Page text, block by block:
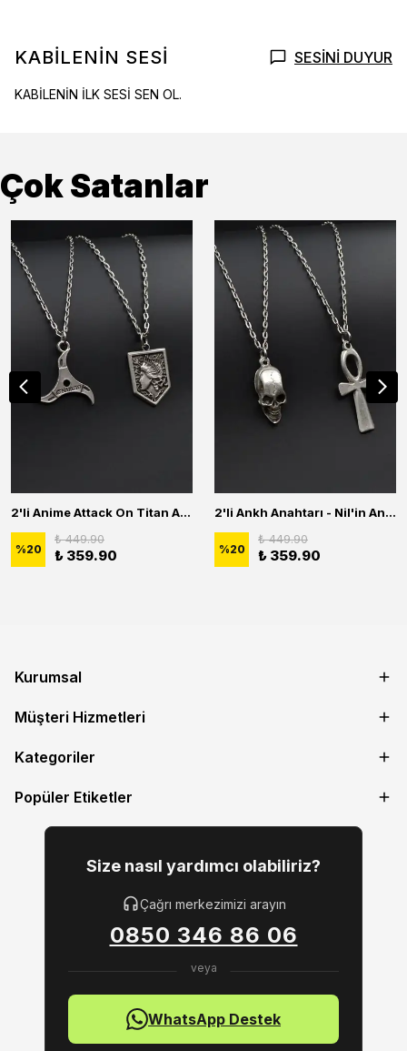
KABİLENİN SESİ SESİNİ DUYUR
KABİLENİN İLK SESİ SEN OL.
Çok Satanlar
2'li Anime Attack On Titan Acrylic Maria Anime Naruto Erkek Kadın Kolye Seti
%20
₺ 449.90
₺ 359.90
2'li Ankh Anahtarı - Nil'in Anahtarı - Kuru Kafa Erkek Kadın Kolye Seti
%20
₺ 449.90
₺ 359.90
Kurumsal
Müşteri Hizmetleri
Kategoriler
Popüler Etiketler
Size nasıl yardımcı olabiliriz?
Çağrı merkezimizi arayın
0850 346 86 06
WhatsApp Destek